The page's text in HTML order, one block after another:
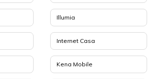
Illumia
Internet Casa
Kena Mobile